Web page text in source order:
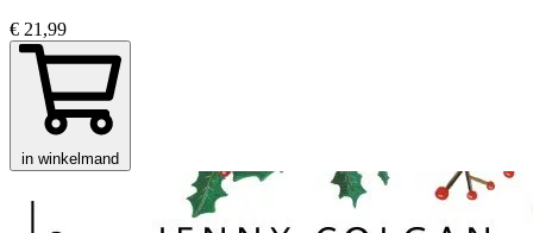
€ 21,99
in winkelmand